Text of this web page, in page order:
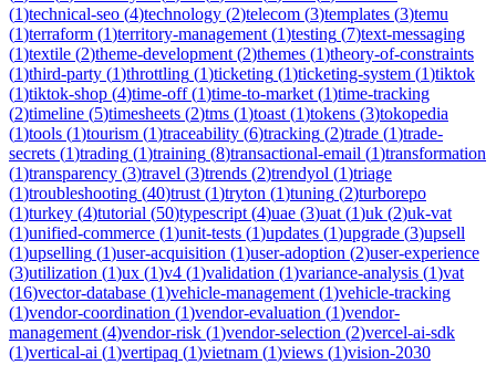
(1)technical-seo (4)technology (2)telecom (3)templates (3)temu
(1)terraform (1)territory-management (1)testing (7)text-messaging
(1)textile (2)theme-development (2)themes (1)theory-of-constraints
(1)third-party (1)throttling (1)ticketing (1)ticketing-system (1)tiktok
(1)tiktok-shop (4)time-off(1)time-to-market (1)time-tracking
(2)timeline (5)timesheets (2)tms (1)toast (1)tokens (3)tokopedia
(1)tools (1)tourism (1)traceability (6)tracking (2)trade (1)trade-
secrets (1)trading (1)training (8)transactional-email (1)transformation
(1)transparency (3)travel (3)trends (2)trendyol (1)triage
(1)troubleshooting (40)trust (1)tryton (1)tuning (2)turborepo
(1)turkey (4)tutorial (50)typescript (4)uae (3)uat (1)uk (2)uk-vat
(1)unified-commerce (1)unit-tests (1)updates (1)upgrade (3)upsell
(1)upselling (1)user-acquisition (1)user-adoption (2)user-experience
(3)utilization (1)ux (1)v4 (1)validation (1)variance-analysis (1)vat
(16)vector-database (1)vehicle-management (1)vehicle-tracking
(1)vendor-coordination (1)vendor-evaluation (1)vendor-
management (4)vendor-risk (1)vendor-selection (2)vercel-ai-sdk
(1)vertical-ai (1)vertipaq (1)vietnam (1)views (1)vision-2030